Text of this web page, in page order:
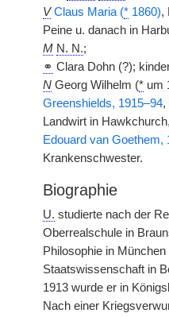
V Claus Maria (* 1860),
Peine u. danach in
M N. N.;
⚭ Clara Dohn (?);
N Georg Wilhelm (* um
Greenshields, 1915–94,
Landwirt in
Edouard van Goethem,
Krankenschwester.
Biographie
U. studierte nach der
Oberrealschule in
Philosophie in
Staatswissenschaft in
1913 wurde er in
Nach einer